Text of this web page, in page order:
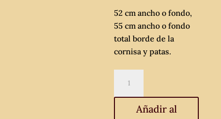
52 cm ancho o fondo,
55 cm ancho o fondo
total borde de la
cornisa y patas.
antiguo
con
Añadir al